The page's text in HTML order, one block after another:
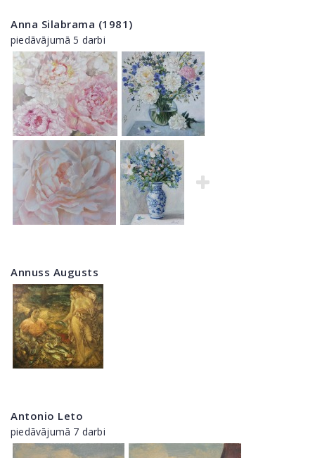
Anna Silabrama (1981)
piedāvājumā 5 darbi
Annuss Augusts
Antonio Leto
piedāvājumā 7 darbi